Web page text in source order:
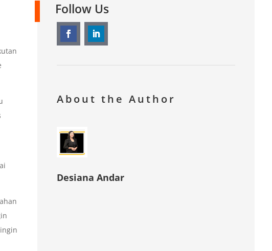
Follow Us
About the Author
Desiana Andar